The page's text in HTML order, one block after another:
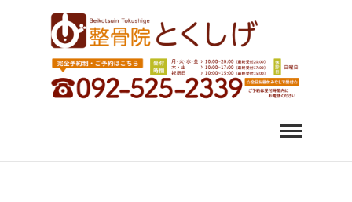
福岡市中央区 薬院 肩
こり 腰痛｜整体 スポ
ーツ障害なら整骨院
福岡市中央区、薬院、天神、平尾、博多、六本松で肩こ
り、腰痛、変形性股関節症にお悩みなら整骨院とくしげ
へ。患者さんのお話を丁寧にお聞きし、施術させていた
だきます。スポーツ選手のケガもおまかせください。